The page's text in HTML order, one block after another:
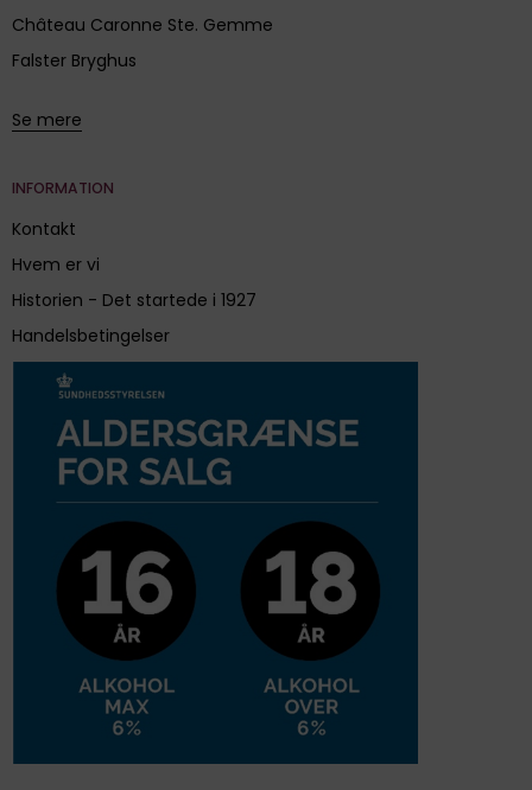
Château Caronne Ste. Gemme
Falster Bryghus
Se mere
INFORMATION
Kontakt
Hvem er vi
Historien - Det startede i 1927
Handelsbetingelser